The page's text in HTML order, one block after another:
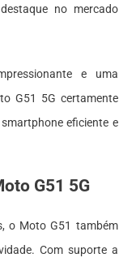
no mercado
e uma
G51 5G certamente
eficiente e
G51 5G
o Moto G51 também
Com suporte a